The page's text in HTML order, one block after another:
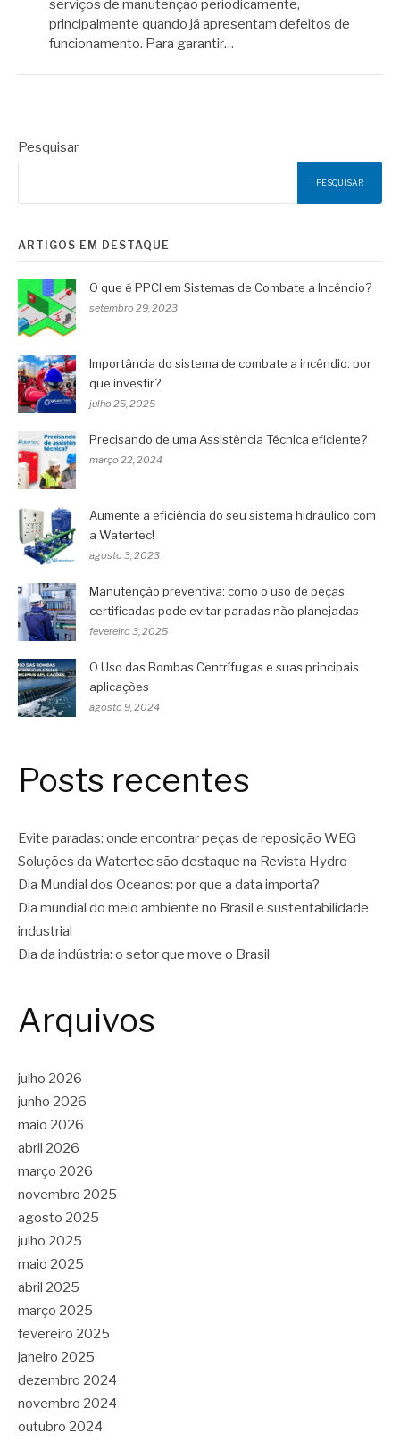
serviços de manutenção periodicamente,
principalmente quando já apresentam defeitos de
funcionamento. Para garantir…
Pesquisar
PESQUISAR
ARTIGOS EM DESTAQUE
O que é PPCI em Sistemas de Combate a Incêndio?
setembro 29, 2023
Importância do sistema de combate a incêndio: por
que investir?
julho 25, 2025
Precisando de uma Assistência Técnica eficiente?
março 22, 2024
Aumente a eficiência do seu sistema hidráulico com
a Watertec!
agosto 3, 2023
Manutenção preventiva: como o uso de peças
certificadas pode evitar paradas não planejadas
fevereiro 3, 2025
O Uso das Bombas Centrífugas e suas principais
aplicações
agosto 9, 2024
Posts recentes
Evite paradas: onde encontrar peças de reposição WEG
Soluções da Watertec são destaque na Revista Hydro
Dia Mundial dos Oceanos: por que a data importa?
Dia mundial do meio ambiente no Brasil e sustentabilidade
industrial
Dia da indústria: o setor que move o Brasil
Arquivos
julho 2026
junho 2026
maio 2026
abril 2026
março 2026
novembro 2025
agosto 2025
julho 2025
maio 2025
abril 2025
março 2025
fevereiro 2025
janeiro 2025
dezembro 2024
novembro 2024
outubro 2024